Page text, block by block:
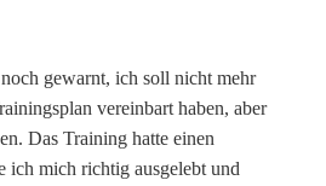
gewarnt, ich soll nicht mehr
vereinbart haben, aber
Das Training hatte einen
ich mich richtig ausgelebt und